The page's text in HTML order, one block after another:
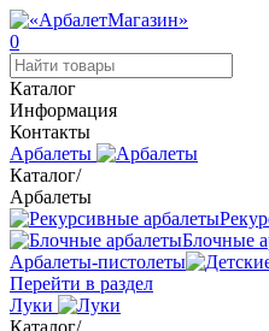
0
Каталог
Информация
Контакты
Арбалеты
Каталог/
Арбалеты
Блочные
Арбалеты-пистолеты
Перейти в раздел
Луки
Каталог/